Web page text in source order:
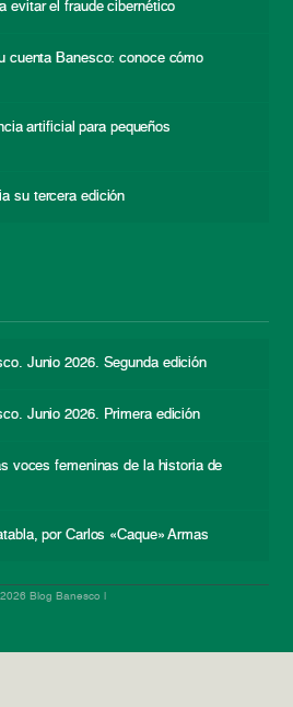
evitar el fraude cibernético
cuenta Banesco: conoce cómo
artificial para pequeños
su tercera edición
Junio 2026. Segunda edición
Junio 2026. Primera edición
voces femeninas de la historia de
por Carlos «Caque» Armas
Blog Banesco |